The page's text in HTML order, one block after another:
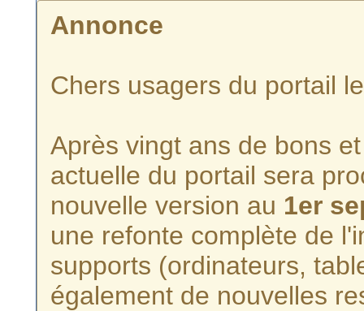
Annonce
Chers usagers du portail
Après vingt ans de bons
actuelle du portail sera
nouvelle version au 1er
une refonte complète de
supports (ordinateurs,
également de nouvelles